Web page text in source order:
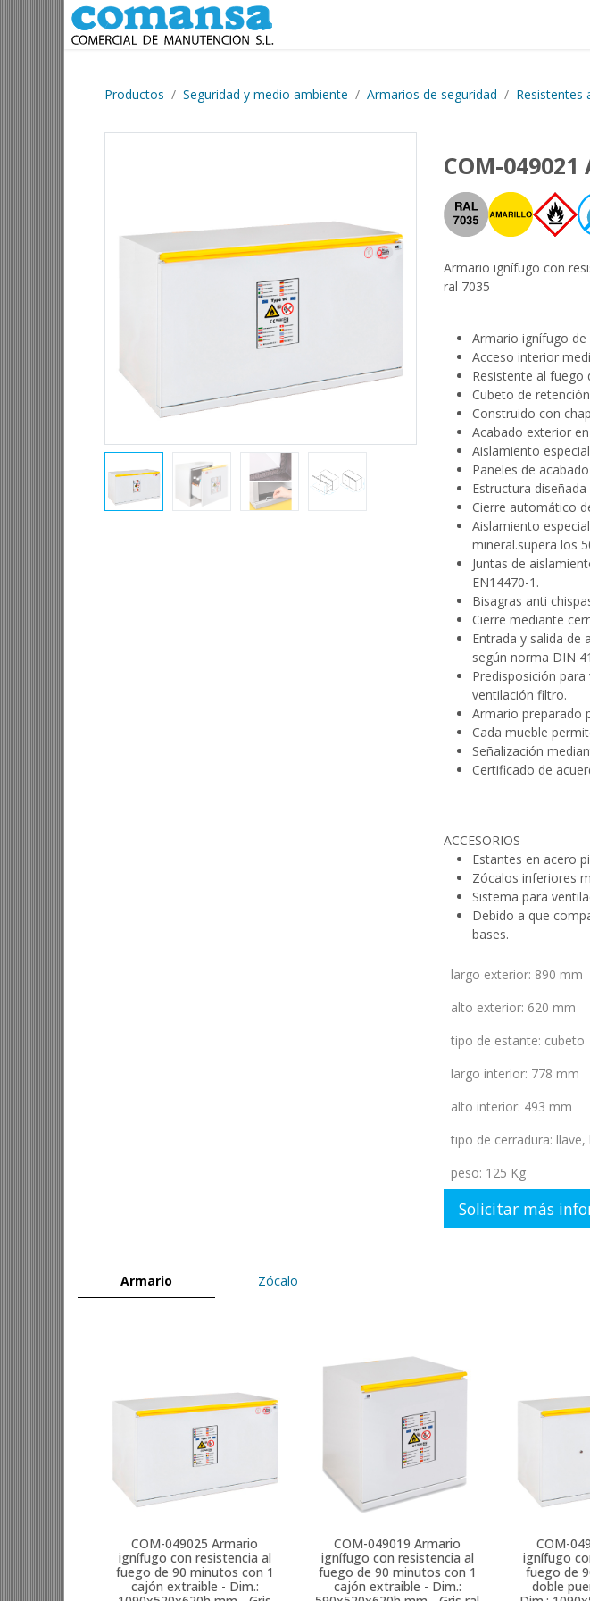
Ir al contenido
Productos Seguridad y medio ambiente Armarios de seguridad Resistentes
COM-049021
Armario ignífugo con
ral 7035
Armario ignífugo
Acceso interior
Resistente al fuego
Cubeto de
Construido con
Acabado exterior
Aislamiento
Paneles de
Estructura
Cierre automático
Aislamiento
mineral.supera los
Juntas de
EN14470-1.
Bisagras anti
Cierre mediante
Entrada y salida de
según norma DIN
Predisposición
ventilación filtro.
Armario preparado
Cada mueble
Señalización
Certificado de
ACCESORIOS
Estantes en acero
Zócalos inferiores
Sistema para
Debido a que
bases.
largo exterior: 890 mm
alto exterior: 620 mm
tipo de estante: cubeto
largo interior: 778 mm
alto interior: 493 mm
tipo de cerradura: llave,
peso: 125 Kg
Solicitar más
Armario Zócalo
COM-049025 Armario
ignífugo con resistencia al
fuego de 90 minutos con 1
cajón extraible - Dim.:
COM-049019 Armario
ignífugo con resistencia al
fuego de 90 minutos con 1
cajón extraible - Dim.:
COM-
ignífugo
fuego de
doble